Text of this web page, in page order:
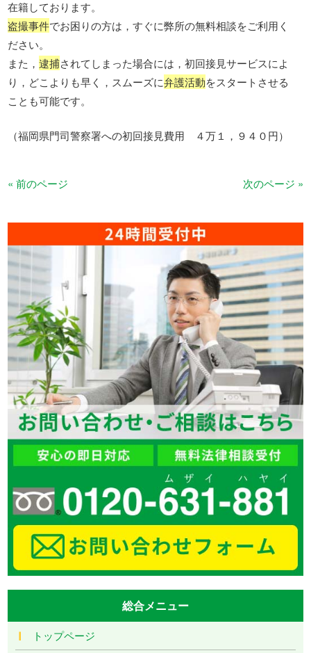
在籍しております。
盗撮事件でお困りの方は，すぐに弊所の無料相談をご利用く
ださい。
また，逮捕されてしまった場合には，初回接見サービスによ
り，どこよりも早く，スムーズに弁護活動をスタートさせる
ことも可能です。
（福岡県門司警察署への初回接見費用 ４万１，９４０円）
« 前のページ 次のページ »
総合メニュー
トップページ